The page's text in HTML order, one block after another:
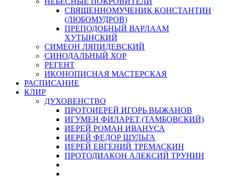
СВЯЩЕННОМУЧЕНИК КОНСТАНТИН
(ЛЮБОМУДРОВ)
ПРЕПОДОБНЫЙ ВАРЛААМ
ХУТЫНСКИЙ
СИМЕОН ЛЯПИДЕВСКИЙ
СИНОДАЛЬНЫЙ ХОР
РЕГЕНТ
ИКОНОПИСНАЯ МАСТЕРСКАЯ
РАСПИСАНИЕ
КЛИР
ДУХОВЕНСТВО
ПРОТОИЕРЕЙ ИГОРЬ ВЫЖАНОВ
ИГУМЕН ФИЛАРЕТ (ТАМБОВСКИЙ)
ИЕРЕЙ РОМАН ИВАНУСА
ИЕРЕЙ ФЕДОР ШУЛЬГА
ИЕРЕЙ ЕВГЕНИЙ ТРЕМАСКИН
ПРОТОДИАКОН АЛЕКСИЙ ТРУНИН